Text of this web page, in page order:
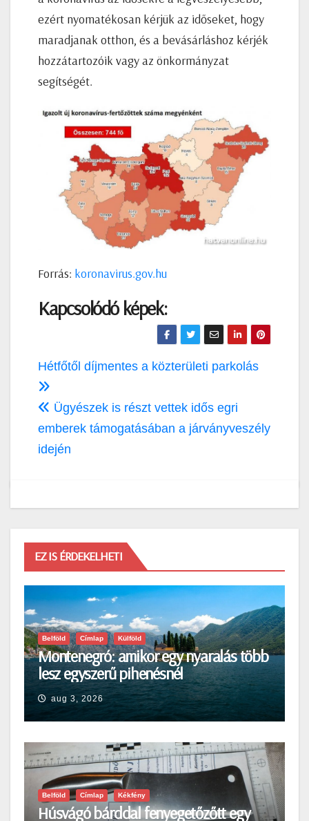
ezért nyomatékosan kérjük az időseket, hogy
maradjanak otthon, és a bevásárláshoz kérjék
hozzátartozóik vagy az önkormányzat
segítségét.
Forrás: koronavirus.gov.hu
Kapcsolódó képek:
Bejegyzés
navigáció
Hétfőtől díjmentes a közterületi parkolás
Ügyészek is részt vettek idős egri
emberek támogatásában a járványveszély
idején
EZ IS ÉRDEKELHETI
Belföld Címlap Külföld
Montenegró: amikor egy nyaralás több
lesz egyszerű pihenésnél
aug 3, 2026
Belföld Címlap Kékfény
Húsvágó bárddal fenyegetőzőtt egy